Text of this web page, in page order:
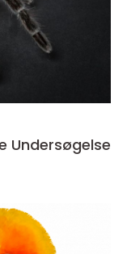
Undersøgelse